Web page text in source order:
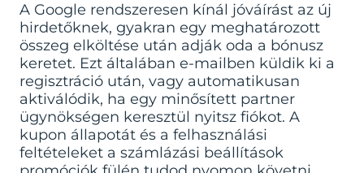
A Google rendszeresen kínál jóváírást az új
hirdetőknek, gyakran egy meghatározott
összeg elköltése után adják oda a bónusz
keretet. Ezt általában e-mailben küldik ki a
regisztráció után, vagy automatikusan
aktiválódik, ha egy minősített partner
ügynökségen keresztül nyitsz fiókot. A
kupon állapotát és a felhasználási
feltételeket a számlázási beállítások